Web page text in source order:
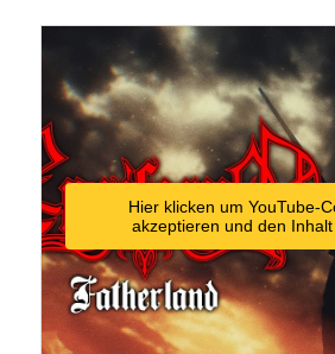
Hier klicken um YouTube-
akzeptieren und den